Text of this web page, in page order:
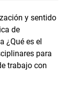
y sentido
de
¿Qué es el
para
trabajo con